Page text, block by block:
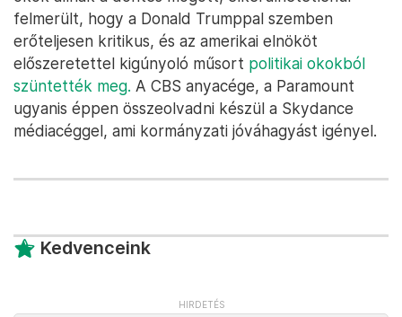
felmerült, hogy a Donald Trumppal szemben
erőteljesen kritikus, és az amerikai elnököt
előszeretettel kigúnyoló műsort politikai okokból
szüntették meg. A CBS anyacége, a Paramount
ugyanis éppen összeolvadni készül a Skydance
médiacéggel, ami kormányzati jóváhagyást igényel.
Kedvenceink